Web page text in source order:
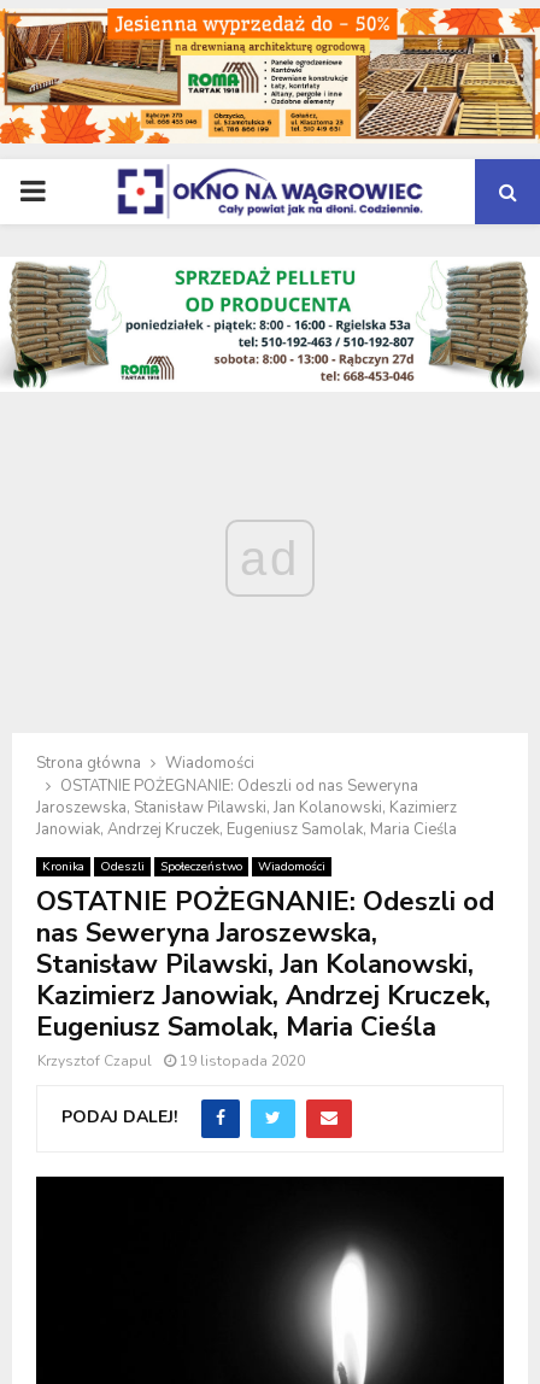
PRIMARY
MENU
ad
Strona główna
Wiadomości
OSTATNIE POŻEGNANIE: Odeszli od nas Seweryna
Jaroszewska, Stanisław Pilawski, Jan Kolanowski, Kazimierz
Janowiak, Andrzej Kruczek, Eugeniusz Samolak, Maria Cieśla
Kronika Odeszli Społeczeństwo Wiadomości
OSTATNIE POŻEGNANIE: Odeszli od
nas Seweryna Jaroszewska,
Stanisław Pilawski, Jan Kolanowski,
Kazimierz Janowiak, Andrzej Kruczek,
Eugeniusz Samolak, Maria Cieśla
Krzysztof Czapul 19 listopada 2020
PODAJ DALEJ!